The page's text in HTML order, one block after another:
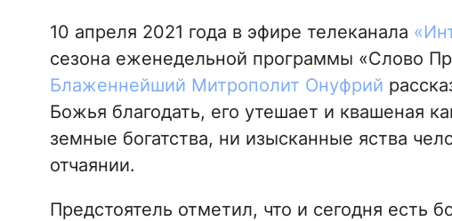
10 апреля 2021 года в эфире телеканала
сезона еженедельной программы «Слово
Блаженнейший Митрополит Онуфрий
Божья благодать, его утешает и квашеная
земные богатства, ни изысканные яства
отчаянии.
Предстоятель отметил, что и сегодня есть